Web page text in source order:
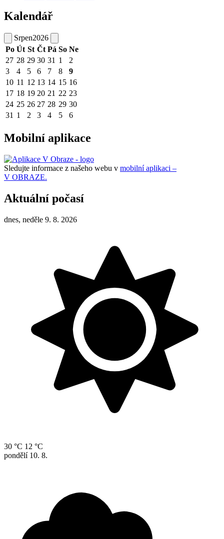
Kalendář
Srpen2026
Po Út St Čt Pá So Ne
27 28 29 30 31 1
2
3
4 5 6 7 8
9
10 11 12 13 14 15 16
17 18 19 20 21 22 23
24 25 26 27 28 29 30
31 1 2 3 4 5 6
Mobilní aplikace
Sledujte informace z našeho webu v mobilní aplikaci –
V OBRAZE.
Aktuální počasí
dnes, neděle 9. 8. 2026
30 °C 12 °C
pondělí 10. 8.